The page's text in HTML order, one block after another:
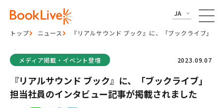
JA
トップ ニュース 『リアルサウンド ブック』に、「ブックライブ」
メディア掲載・イベント登壇 2023.09.07
『リアルサウンド ブック』に、「ブックライブ」
担当社員のインタビュー記事が掲載されました